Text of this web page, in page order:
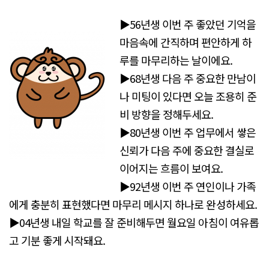
▶56년생 이번 주 좋았던 기억을
마음속에 간직하며 편안하게 하
루를 마무리하는 날이에요.
▶68년생 다음 주 중요한 만남이
나 미팅이 있다면 오늘 조용히 준
비 방향을 정해두세요.
▶80년생 이번 주 업무에서 쌓은
신뢰가 다음 주에 중요한 결실로
이어지는 흐름이 보여요.
▶92년생 이번 주 연인이나 가족
에게 충분히 표현했다면 마무리 메시지 하나로 완성하세요.
▶04년생 내일 학교를 잘 준비해두면 월요일 아침이 여유롭
고 기분 좋게 시작돼요.